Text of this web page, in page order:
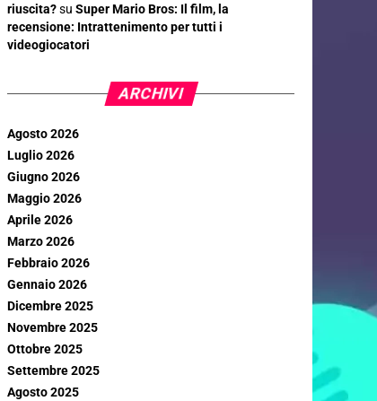
riuscita?su Super Mario Bros: Il film, la
recensione: Intrattenimento per tutti i
videogiocatori
ARCHIVI
Agosto 2026
Luglio 2026
Giugno 2026
Maggio 2026
Aprile 2026
Marzo 2026
Febbraio 2026
Gennaio 2026
Dicembre 2025
Novembre 2025
Ottobre 2025
Settembre 2025
Agosto 2025